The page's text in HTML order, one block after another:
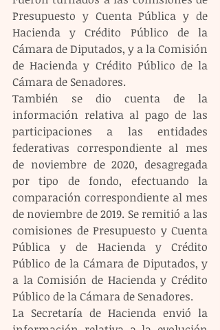
Presupuesto y Cuenta Pública y de
Hacienda y Crédito Público de la
Cámara de Diputados, y a la Comisión
de Hacienda y Crédito Público de la
Cámara de Senadores.
También se dio cuenta de la
información relativa al pago de las
participaciones a las entidades
federativas correspondiente al mes
de noviembre de 2020, desagregada
por tipo de fondo, efectuando la
comparación correspondiente al mes
de noviembre de 2019. Se remitió a las
comisiones de Presupuesto y Cuenta
Pública y de Hacienda y Crédito
Público de la Cámara de Diputados, y
a la Comisión de Hacienda y Crédito
Público de la Cámara de Senadores.
La Secretaría de Hacienda envió la